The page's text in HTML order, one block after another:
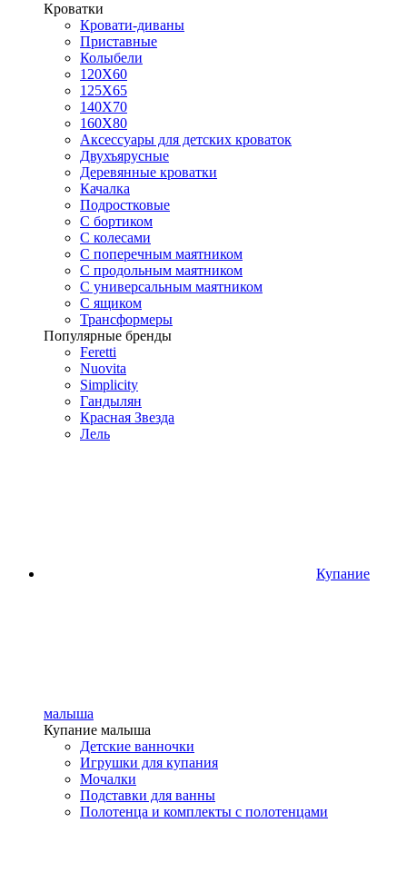
Кроватки
Кровати-диваны
Приставные
Колыбели
120Х60
125X65
140Х70
160Х80
Аксессуары для детских кроваток
Двухъярусные
Деревянные кроватки
Качалка
Подростковые
С бортиком
С колесами
С поперечным маятником
С продольным маятником
С универсальным маятником
С ящиком
Трансформеры
Популярные бренды
Feretti
Nuovita
Simplicity
Гандылян
Красная Звезда
Лель
Купание
малыша
Купание малыша
Детские ванночки
Игрушки для купания
Мочалки
Подставки для ванны
Полотенца и комплекты с полотенцами